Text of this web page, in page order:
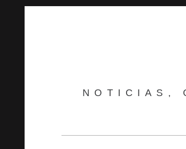
NOTICIAS,